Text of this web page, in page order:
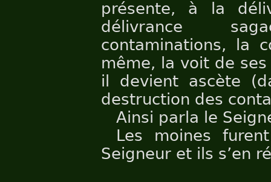
présente, à la
délivrance
contaminations, la
même, la voit de
il devient ascète
destruction des
Ainsi parla le
Les moines
Seigneur et ils s’en